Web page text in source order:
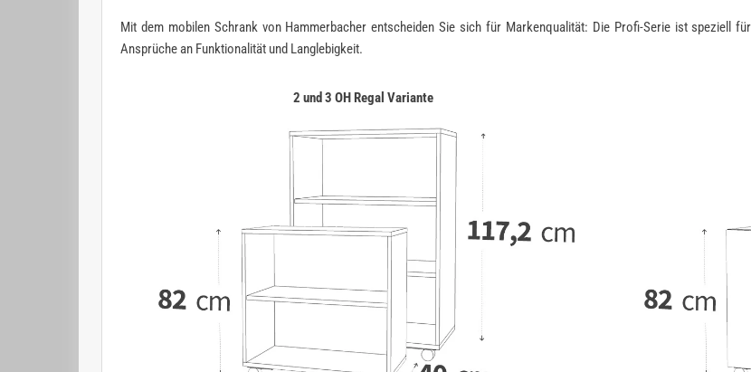
Mit dem mobilen Schrank von Hammerbacher entscheiden Sie sich für Markenqualität: Die Profi-Serie ist speziell
Ansprüche an Funktionalität und Langlebigkeit.
2 und 3 OH Regal Variante